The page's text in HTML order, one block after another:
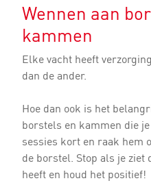
Wennen aan
kammen
Elke vacht heeft
dan de ander.
Hoe dan ook is het
borstels en kammen die
sessies kort en raak hem
de borstel. Stop als je ziet
heeft en houd het positief!